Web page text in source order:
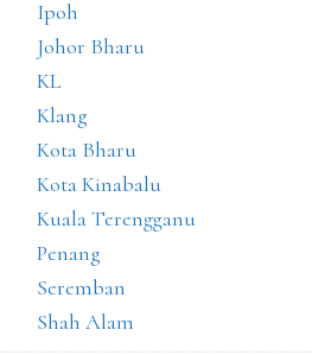
Ipoh
Johor Bharu
KL
Klang
Kota Bharu
Kota Kinabalu
Kuala Terengganu
Penang
Seremban
Shah Alam